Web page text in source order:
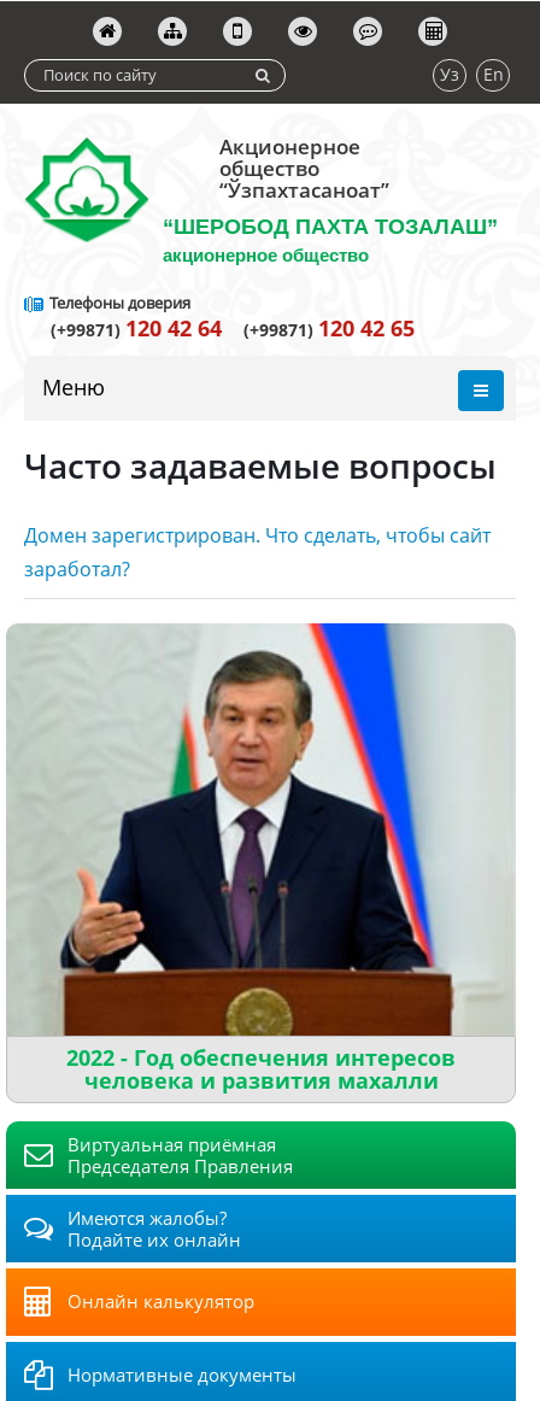
Уз En
Акционерное
общество
“Ўзпахтасаноат”
“ШЕРОБОД ПАХТА ТОЗАЛАШ”
акционерное общество
Телефоны доверия
(+99871) 120 42 64 (+99871) 120 42 65
Меню
Часто задаваемые вопросы
Домен зарегистрирован. Что сделать, чтобы сайт
заработал?
2022 - Год обеспечения интересов
человека и развития махалли
Виртуальная приёмная
Председателя Правления
Имеются жалобы?
Подайте их онлайн
Онлайн калькулятор
Нормативные документы